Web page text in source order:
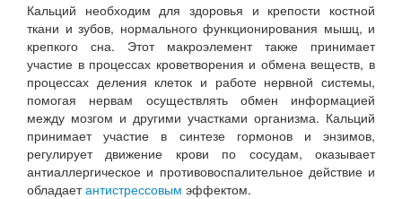
Кальций необходим для здоровья и крепости костной
ткани и зубов, нормального функционирования мышц, и
крепкого сна. Этот макроэлемент также принимает
участие в процессах кроветворения и обмена веществ, в
процессах деления клеток и работе нервной системы,
помогая нервам осуществлять обмен информацией
между мозгом и другими участками организма. Кальций
принимает участие в синтезе гормонов и энзимов,
регулирует движение крови по сосудам, оказывает
антиаллергическое и противовоспалительное действие и
обладаетантистрессовым эффектом.